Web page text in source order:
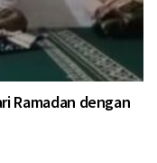
Ramadan dengan